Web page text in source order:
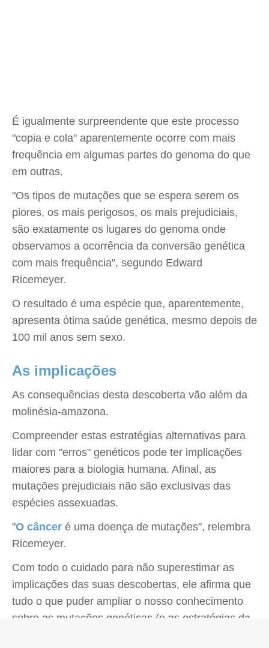
É igualmente surpreendente que este processo
"copia e cola" aparentemente ocorre com mais
frequência em algumas partes do genoma do que
em outras.
"Os tipos de mutações que se espera serem os
piores, os mais perigosos, os mais prejudiciais,
são exatamente os lugares do genoma onde
observamos a ocorrência da conversão genética
com mais frequência", segundo Edward
Ricemeyer.
O resultado é uma espécie que, aparentemente,
apresenta ótima saúde genética, mesmo depois de
100 mil anos sem sexo.
As implicações
As consequências desta descoberta vão além da
molinésia-amazona.
Compreender estas estratégias alternativas para
lidar com "erros" genéticos pode ter implicações
maiores para a biologia humana. Afinal, as
mutações prejudiciais não são exclusivas das
espécies assexuadas.
"O câncer é uma doença de mutações", relembra
Ricemeyer.
Com todo o cuidado para não superestimar as
implicações das suas descobertas, ele afirma que
tudo o que puder ampliar o nosso conhecimento
sobre as mutações genéticas (e as estratégias da